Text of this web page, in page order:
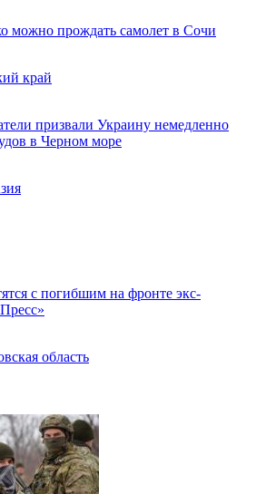
можно прождать самолет в Сочи
край
призвали Украину немедленно
в Черном море
с погибшим на фронте экс-
область